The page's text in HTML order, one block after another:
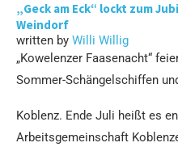
„Geck am Eck“ lockt zum
Weindorf
written by Willi Willig
„Kowelenzer Faasenacht“
Sommer-Schängelschiffen
Koblenz. Ende Juli heißt es
Arbeitsgemeinschaft